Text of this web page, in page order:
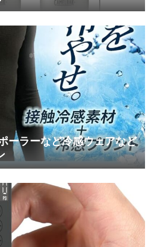
ーラーなど冷感ウェアなど